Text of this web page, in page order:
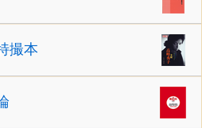
撮本